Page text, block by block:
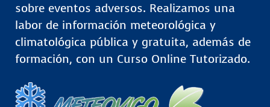
sobre eventos adversos. Realizamos una
labor de información meteorológica y
climatológica pública y gratuita, además de
formación, con un Curso Online Tutorizado.